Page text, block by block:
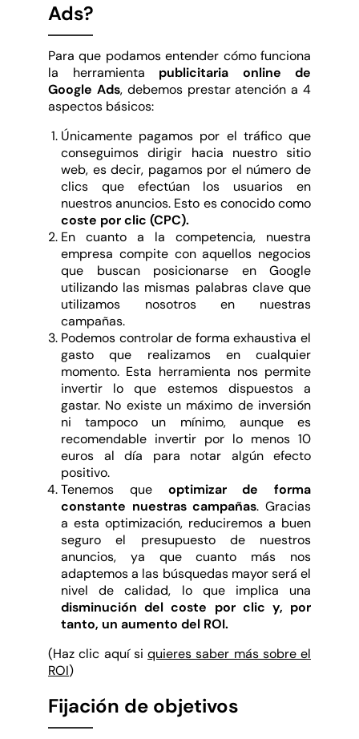
Ads?
Para que podamos entender cómo funciona
la herramienta publicitaria online de
Google Ads, debemos prestar atención a 4
aspectos básicos:
Únicamente pagamos por el tráfico que
conseguimos dirigir hacia nuestro sitio
web, es decir, pagamos por el número de
clics que efectúan los usuarios en
nuestros anuncios. Esto es conocido como
coste por clic (CPC).
En cuanto a la competencia, nuestra
empresa compite con aquellos negocios
que buscan posicionarse en Google
utilizando las mismas palabras clave que
utilizamos nosotros en nuestras
campañas.
Podemos controlar de forma exhaustiva el
gasto que realizamos en cualquier
momento. Esta herramienta nos permite
invertir lo que estemos dispuestos a
gastar. No existe un máximo de inversión
ni tampoco un mínimo, aunque es
recomendable invertir por lo menos 10
euros al día para notar algún efecto
positivo.
Tenemos que optimizar de forma
constante nuestras campañas. Gracias
a esta optimización, reduciremos a buen
seguro el presupuesto de nuestros
anuncios, ya que cuanto más nos
adaptemos a las búsquedas mayor será el
nivel de calidad, lo que implica una
disminución del coste por clic y, por
tanto, un aumento del ROI.
(Haz clic aquí si quieres saber más sobre el
ROI)
Fijación de objetivos